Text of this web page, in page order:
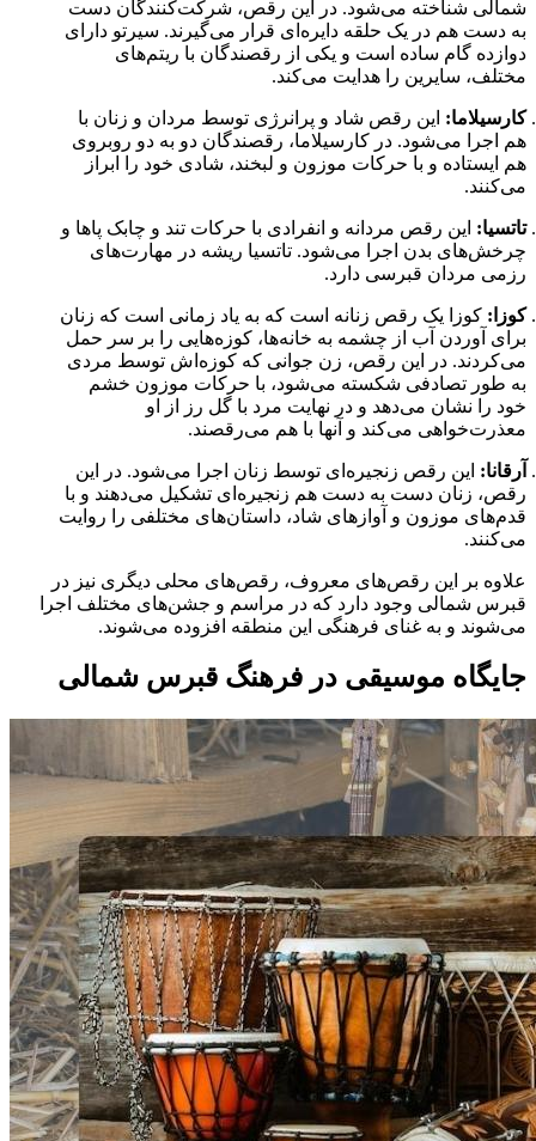
شمالی شناخته می‌شود. در این رقص، شرکت‌کنندگان دست
به دست هم در یک حلقه دایره‌ای قرار می‌گیرند. سیرتو دارای
دوازده گام ساده است و یکی از رقصندگان با ریتم‌های
مختلف، سایرین را هدایت می‌کند.
کارسیلاما: این رقص شاد و پرانرژی توسط مردان و زنان با
هم اجرا می‌شود. در کارسیلاما، رقصندگان دو به دو روبروی
هم ایستاده و با حرکات موزون و لبخند، شادی خود را ابراز
می‌کنند.
تاتسیا: این رقص مردانه و انفرادی با حرکات تند و چابک پاها و
چرخش‌های بدن اجرا می‌شود. تاتسیا ریشه در مهارت‌های
رزمی مردان قبرسی دارد.
کوزا: کوزا یک رقص زنانه است که به یاد زمانی است که زنان
برای آوردن آب از چشمه به خانه‌ها، کوزه‌هایی را بر سر حمل
می‌کردند. در این رقص، زن جوانی که کوزه‌اش توسط مردی
به طور تصادفی شکسته می‌شود، با حرکات موزون خشم
خود را نشان می‌دهد و در نهایت مرد با گل رز از او
معذرت‌خواهی می‌کند و آنها با هم می‌رقصند.
آرقانا: این رقص زنجیره‌ای توسط زنان اجرا می‌شود. در این
رقص، زنان دست به دست هم زنجیره‌ای تشکیل می‌دهند و با
قدم‌های موزون و آوازهای شاد، داستان‌های مختلفی را روایت
می‌کنند.
علاوه بر این رقص‌های معروف، رقص‌های محلی دیگری نیز در
قبرس شمالی وجود دارد که در مراسم و جشن‌های مختلف اجرا
می‌شوند و به غنای فرهنگی این منطقه افزوده می‌شوند.
جایگاه موسیقی در فرهنگ قبرس شمالی